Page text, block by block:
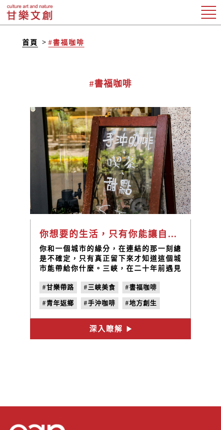
首頁 #書福咖啡
#書福咖啡
你想要的生活，只有你能讓自己擁有。｜甘樂帶路EP6
你和一個城市的緣分，在連結的那一刻總
是不確定，只有真正留下來才知道這個城
市能帶給你什麼。三峽，在二十年前遇見
變成了手沖咖啡店的老闆，書福咖啡才正
式烙在三峽這座城市上，成為旅人們來三
峽的記憶。
#甘樂帶路 #三峽美食 #書福咖啡
#青年返鄉 #手沖咖啡 #地方創生
#三峽咖啡店
深入瞭解